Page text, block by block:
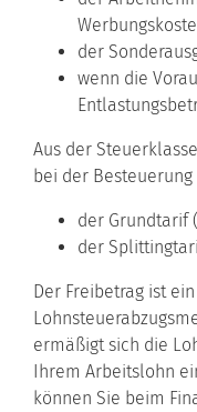
der
wenn die
Aus der
bei der
der Grundtarif
der
Der Freibetrag ist
ermäßigt sich die
Ihrem Arbeitslohn
können Sie beim